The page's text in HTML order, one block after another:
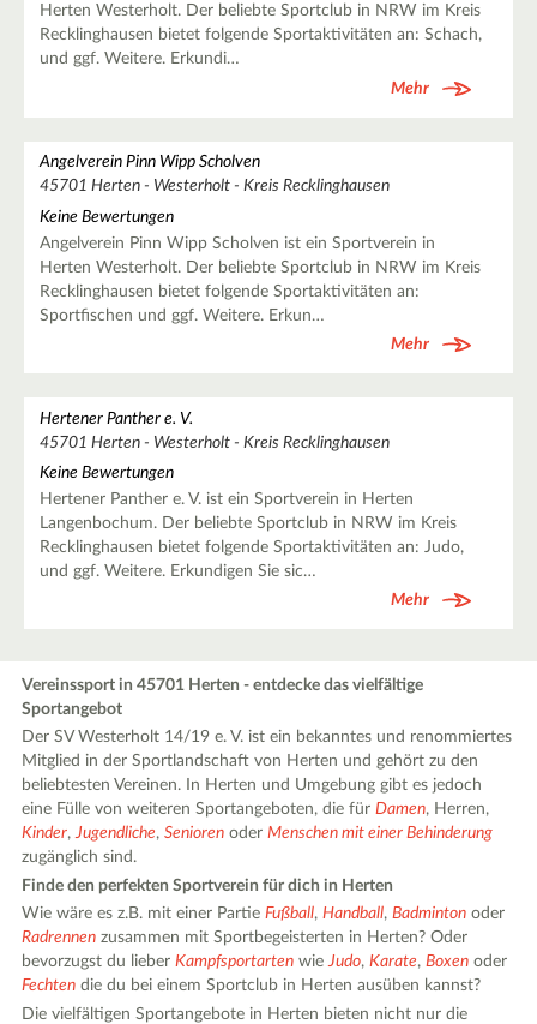
Herten Westerholt. Der beliebte Sportclub in NRW im Kreis
Recklinghausen bietet folgende Sportaktivitäten an: Schach,
und ggf. Weitere. Erkundi…
Mehr
Angelverein Pinn Wipp Scholven
45701 Herten - Westerholt - Kreis Recklinghausen
Keine Bewertungen
Angelverein Pinn Wipp Scholven ist ein Sportverein in
Herten Westerholt. Der beliebte Sportclub in NRW im Kreis
Recklinghausen bietet folgende Sportaktivitäten an:
Sportfischen und ggf. Weitere. Erkun…
Mehr
Hertener Panther e. V.
45701 Herten - Westerholt - Kreis Recklinghausen
Keine Bewertungen
Hertener Panther e. V. ist ein Sportverein in Herten
Langenbochum. Der beliebte Sportclub in NRW im Kreis
Recklinghausen bietet folgende Sportaktivitäten an: Judo,
und ggf. Weitere. Erkundigen Sie sic…
Mehr
Vereinssport in 45701 Herten - entdecke das vielfältige
Sportangebot
Der SV Westerholt 14/19 e. V. ist ein bekanntes und renommiertes
Mitglied in der Sportlandschaft von Herten und gehört zu den
beliebtesten Vereinen. In Herten und Umgebung gibt es jedoch
eine Fülle von weiteren Sportangeboten, die fürDamen, Herren,
Kinder,Jugendliche,Senioren oderMenschen mit einer Behinderung
zugänglich sind.
Finde den perfekten Sportverein für dich in Herten
Wie wäre es z.B. mit einer PartieFußball,Handball,Badminton oder
Radrennen zusammen mit Sportbegeisterten in Herten? Oder
bevorzugst du lieberKampfsportarten wieJudo,Karate,Boxen oder
Fechten die du bei einem Sportclub in Herten ausüben kannst?
Die vielfältigen Sportangebote in Herten bieten nicht nur die